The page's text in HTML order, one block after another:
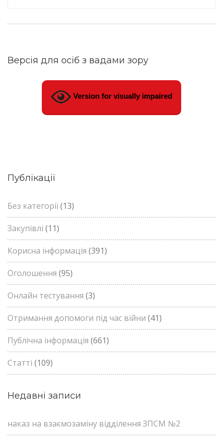
Версія для осіб з вадами зору
Version for visually impaired
Публікації
Без категорії(13)
Закупівлі (11)
Корисна інформація (391)
Оголошення (95)
Онлайн тестування (3)
Отримання допомоги під час війни (41)
Публічна інформація (661)
Статті (109)
Недавні записи
наказ на взаємозаміну відділення ЗПСМ №2